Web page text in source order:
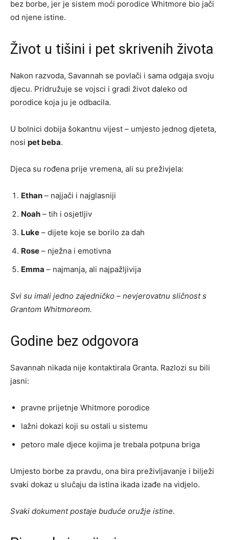
bez borbe, jer je sistem moći porodice Whitmore bio jači
od njene istine.
Život u tišini i pet skrivenih života
Nakon razvoda, Savannah se povlači i sama odgaja svoju
djecu. Pridružuje se vojsci i gradi život daleko od
porodice koja ju je odbacila.
U bolnici dobija šokantnu vijest – umjesto jednog djeteta,
nosi pet beba.
Djeca su rođena prije vremena, ali su preživjela:
Ethan – najjači i najglasniji
Noah – tih i osjetljiv
Luke – dijete koje se borilo za dah
Rose – nježna i emotivna
Emma – najmanja, ali najpažljivija
Svi su imali jedno zajedničko – nevjerovatnu sličnost s
Grantom Whitmoreom.
Godine bez odgovora
Savannah nikada nije kontaktirala Granta. Razlozi su bili
jasni:
pravne prijetnje Whitmore porodice
lažni dokazi koji su ostali u sistemu
petoro male djece kojima je trebala potpuna briga
Umjesto borbe za pravdu, ona bira preživljavanje i bilježi
svaki dokaz u slučaju da istina ikada izađe na vidjelo.
Svaki dokument postaje buduće oružje istine.